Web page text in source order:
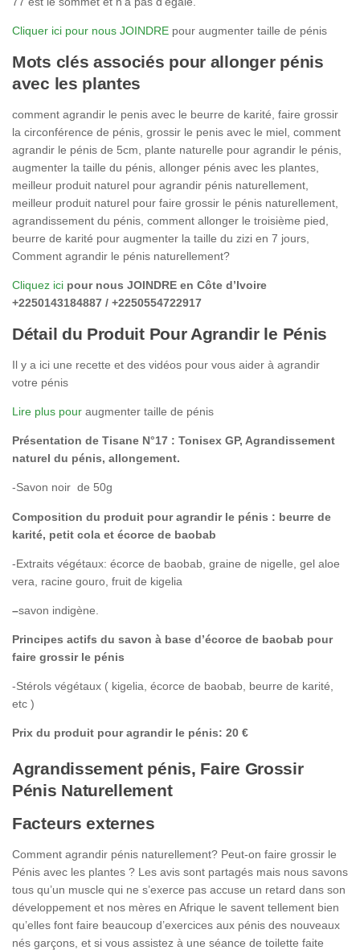
Cliquer ici pour nous JOINDRE pour augmenter taille de pénis
Mots clés associés pour allonger pénis
avec les plantes
comment agrandir le penis avec le beurre de karité, faire grossir
la circonférence de pénis, grossir le penis avec le miel, comment
agrandir le pénis de 5cm, plante naturelle pour agrandir le pénis,
augmenter la taille du pénis, allonger pénis avec les plantes,
meilleur produit naturel pour agrandir pénis naturellement,
meilleur produit naturel pour faire grossir le pénis naturellement,
agrandissement du pénis, comment allonger le troisième pied,
beurre de karité pour augmenter la taille du zizi en 7 jours,
Comment agrandir le pénis naturellement?
Cliquez ici pour nous JOINDRE en Côte d’Ivoire
+2250143184887 / +2250554722917
Détail du Produit Pour Agrandir le Pénis
Il y a ici une recette et des vidéos pour vous aider à agrandir
votre pénis
Lire plus pour augmenter taille de pénis
Présentation de Tisane N°17 : Tonisex GP, Agrandissement
naturel du pénis, allongement.
-Savon noir de 50g
Composition du produit pour agrandir le pénis : beurre de
karité, petit cola et écorce de baobab
-Extraits végétaux: écorce de baobab, graine de nigelle, gel aloe
vera, racine gouro, fruit de kigelia
–savon indigène.
Principes actifs du savon à base d’écorce de baobab pour
faire grossir le pénis
-Stérols végétaux ( kigelia, écorce de baobab, beurre de karité,
etc )
Prix du produit pour agrandir le pénis: 20 €
Agrandissement pénis, Faire Grossir
Pénis Naturellement
Facteurs externes
Comment agrandir pénis naturellement? Peut-on faire grossir le
Pénis avec les plantes ? Les avis sont partagés mais nous savons
tous qu’un muscle qui ne s’exerce pas accuse un retard dans son
développement et nos mères en Afrique le savent tellement bien
qu’elles font faire beaucoup d’exercices aux pénis des nouveaux
nés garçons, et si vous assistez à une séance de toilette faite